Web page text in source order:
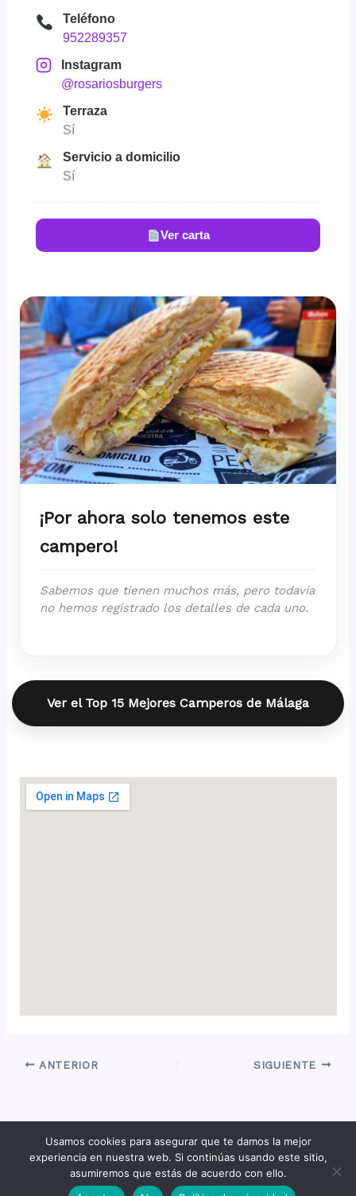
Teléfono
952289357
Instagram
@rosariosburgers
Terraza
Sí
Servicio a domicilio
Sí
Ver carta
¡Por ahora solo tenemos este
campero!
Sabemos que tienen muchos más, pero todavía
no hemos registrado los detalles de cada uno.
Ver el Top 15 Mejores Camperos de Málaga
ANTERIOR SIGUIENTE
Copyright © 2026 Quiero un Campero -
hola@quierouncampero.com
Usamos cookies para asegurar que te damos la mejor
experiencia en nuestra web. Si continúas usando este sitio,
asumiremos que estás de acuerdo con ello.